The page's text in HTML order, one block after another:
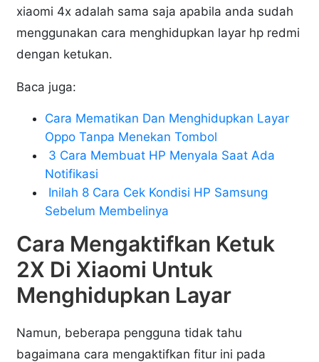
xiaomi 4x adalah sama saja apabila anda sudah
menggunakan cara menghidupkan layar hp redmi
dengan ketukan.
Baca juga:
Cara Mematikan Dan Menghidupkan Layar
Oppo Tanpa Menekan Tombol
3 Cara Membuat HP Menyala Saat Ada
Notifikasi
Inilah 8 Cara Cek Kondisi HP Samsung
Sebelum Membelinya
Cara Mengaktifkan Ketuk
2X Di Xiaomi Untuk
Menghidupkan Layar
Namun, beberapa pengguna tidak tahu
bagaimana cara mengaktifkan fitur ini pada